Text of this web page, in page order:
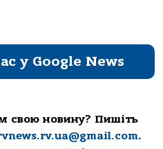
у Google News
свою новину? Пишіть
.